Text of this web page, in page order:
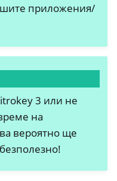
приложения/
3 или не
на
вероятно ще